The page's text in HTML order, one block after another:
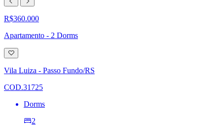
R$360.000
Apartamento - 2 Dorms
Adicionar
à
lista
de
Vila Luiza - Passo Fundo/RS
COD.31725
Dorms
2